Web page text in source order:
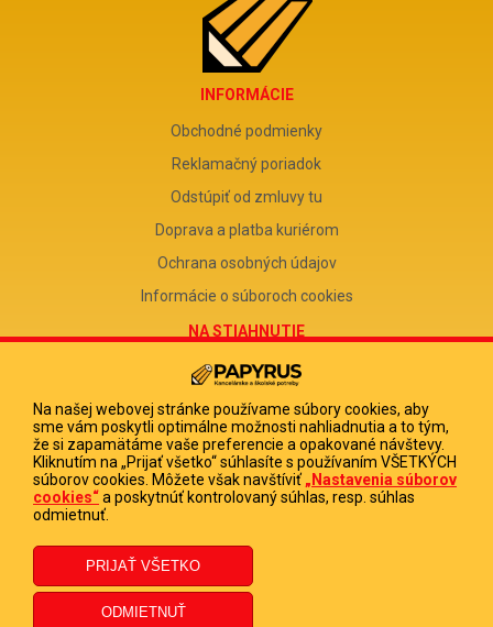
INFORMÁCIE
Obchodné podmienky
Reklamačný poriadok
Odstúpiť od zmluvy tu
Doprava a platba kuriérom
Ochrana osobných údajov
Informácie o súboroch cookies
NA STIAHNUTIE
Reklamačný formulár
Odstúpenie od zmluvy
Poučenie o odstúpení od zmluvy
FIRMA
PAPYRUS POPRAD, s.r.o.
DIČ 2020513880
IČ DPH SK2020513880
Na našej webovej stránke používame súbory cookies, aby
sme vám poskytli optimálne možnosti nahliadnutia a to tým,
že si zapamätáme vaše preferencie a opakované návštevy.
Kliknutím na „Prijať všetko“ súhlasíte s používaním VŠETKÝCH
súborov cookies. Môžete však navštíviť „Nastavenia súborov
cookies“a poskytnúť kontrolovaný súhlas, resp. súhlas
odmietnuť.